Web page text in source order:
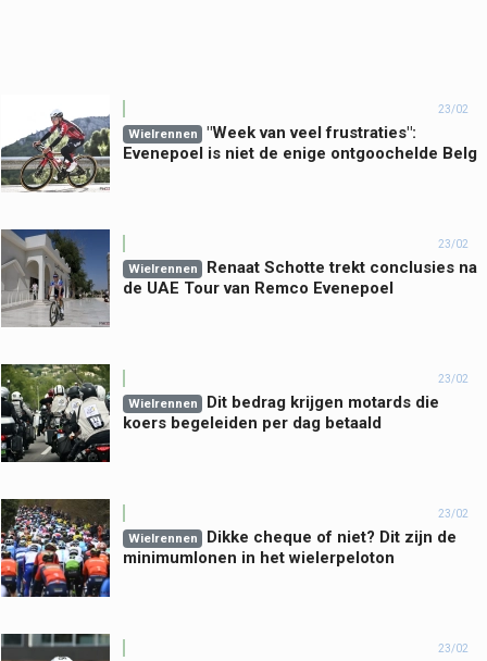
23/02
Wielrennen
"Week van veel frustraties":
Evenepoel is niet de enige ontgoochelde Belg
23/02
Wielrennen
Renaat Schotte trekt conclusies na
de UAE Tour van Remco Evenepoel
23/02
Wielrennen
Dit bedrag krijgen motards die
koers begeleiden per dag betaald
23/02
Wielrennen
Dikke cheque of niet? Dit zijn de
minimumlonen in het wielerpeloton
23/02